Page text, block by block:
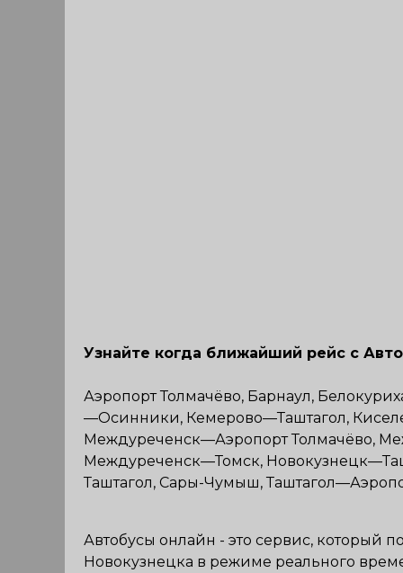
Узнайте когда ближайший рейс с
Аэропорт Толмачёво, Барнаул,
—Осинники, Кемерово—Таштагол,
Междуреченск—Аэропорт Толмачёво,
Междуреченск—Томск,
Таштагол, Сары-Чумыш,
Автобусы онлайн - это сервис, который
Новокузнецка в режиме реального